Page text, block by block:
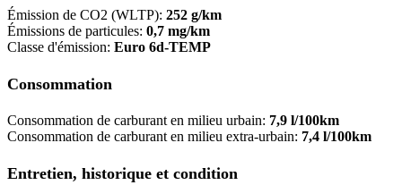
Émission de CO2 (WLTP): 252 g/km
Émissions de particules: 0,7 mg/km
Classe d'émission: Euro 6d-TEMP
Consommation
Consommation de carburant en milieu urbain: 7,9 l/100km
Consommation de carburant en milieu extra-urbain: 7,4 l/100km
Entretien, historique et condition